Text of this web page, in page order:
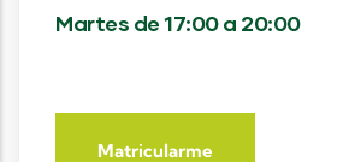
Martes de 17:00 a 20:00
Matricularme